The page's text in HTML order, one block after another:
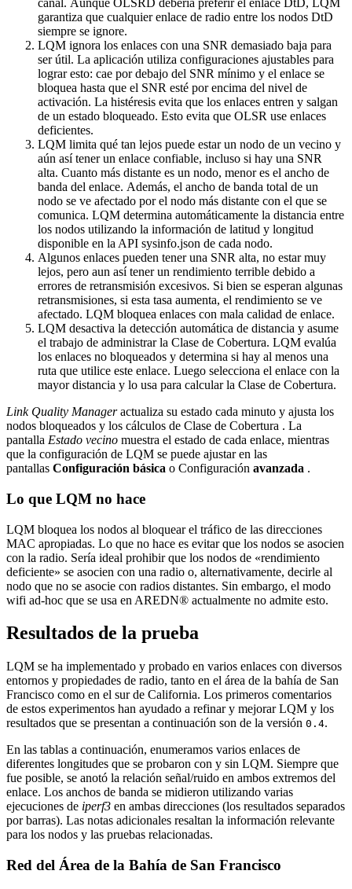
canal. Aunque OLSRD debería preferir el enlace DtD, LQM
garantiza que cualquier enlace de radio entre los nodos DtD
siempre se ignore.
LQM ignora los enlaces con una SNR demasiado baja para
ser útil. La aplicación utiliza configuraciones ajustables para
lograr esto: cae por debajo del SNR mínimo y el enlace se
bloquea hasta que el SNR esté por encima del nivel de
activación. La histéresis evita que los enlaces entren y salgan
de un estado bloqueado. Esto evita que OLSR use enlaces
deficientes.
LQM limita qué tan lejos puede estar un nodo de un vecino y
aún así tener un enlace confiable, incluso si hay una SNR
alta. Cuanto más distante es un nodo, menor es el ancho de
banda del enlace. Además, el ancho de banda total de un
nodo se ve afectado por el nodo más distante con el que se
comunica. LQM determina automáticamente la distancia entre
los nodos utilizando la información de latitud y longitud
disponible en la API sysinfo.json de cada nodo.
Algunos enlaces pueden tener una SNR alta, no estar muy
lejos, pero aun así tener un rendimiento terrible debido a
errores de retransmisión excesivos. Si bien se esperan algunas
retransmisiones, si esta tasa aumenta, el rendimiento se ve
afectado. LQM bloquea enlaces con mala calidad de enlace.
LQM desactiva la detección automática de distancia y asume
el trabajo de administrar la Clase de Cobertura. LQM evalúa
los enlaces no bloqueados y determina si hay al menos una
ruta que utilice este enlace. Luego selecciona el enlace con la
mayor distancia y lo usa para calcular la Clase de Cobertura.
Link Quality Manageractualiza su estado cada minuto y ajusta los
nodos bloqueados y los cálculos de Clase de Cobertura . La
pantalla Estado vecino muestra el estado de cada enlace, mientras
que la configuración de LQM se puede ajustar en las
pantallas Configuración básica o Configuración avanzada .
Lo que LQM no hace
LQM bloquea los nodos al bloquear el tráfico de las direcciones
MAC apropiadas. Lo que no hace es evitar que los nodos se asocien
con la radio. Sería ideal prohibir que los nodos de «rendimiento
deficiente» se asocien con una radio o, alternativamente, decirle al
nodo que no se asocie con radios distantes. Sin embargo, el modo
wifi ad-hoc que se usa en AREDN® actualmente no admite esto.
Resultados de la prueba
LQM se ha implementado y probado en varios enlaces con diversos
entornos y propiedades de radio, tanto en el área de la bahía de San
Francisco como en el sur de California. Los primeros comentarios
de estos experimentos han ayudado a refinar y mejorar LQM y los
resultados que se presentan a continuación son de la versión 0.4.
En las tablas a continuación, enumeramos varios enlaces de
diferentes longitudes que se probaron con y sin LQM. Siempre que
fue posible, se anotó la relación señal/ruido en ambos extremos del
enlace. Los anchos de banda se midieron utilizando varias
ejecuciones de iperf3 en ambas direcciones (los resultados separados
por barras). Las notas adicionales resaltan la información relevante
para los nodos y las pruebas relacionadas.
Red del Área de la Bahía de San Francisco